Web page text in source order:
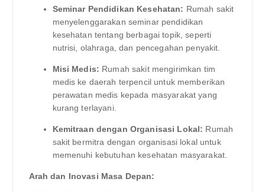
Seminar Pendidikan Kesehatan: Rumah sakit
menyelenggarakan seminar pendidikan
kesehatan tentang berbagai topik, seperti
nutrisi, olahraga, dan pencegahan penyakit.
Misi Medis: Rumah sakit mengirimkan tim
medis ke daerah terpencil untuk memberikan
perawatan medis kepada masyarakat yang
kurang terlayani.
Kemitraan dengan Organisasi Lokal: Rumah
sakit bermitra dengan organisasi lokal untuk
memenuhi kebutuhan kesehatan masyarakat.
Arah dan Inovasi Masa Depan: